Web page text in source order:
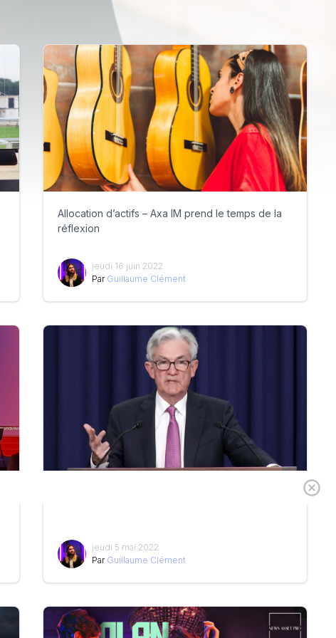
Allocation d’actifs – Axa IM prend le temps de la
réflexion
jeudi 16 juin 2022
Par Guillaume Clément
jeudi 5 mai 2022
Par Guillaume Clément